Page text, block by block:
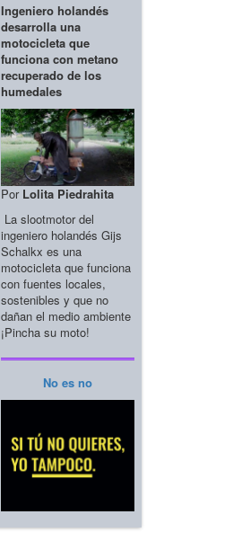
Ingeniero holandés
desarrolla una
motocicleta que
funciona con metano
recuperado de los
humedales
Por Lolita Piedrahita
La slootmotor del
ingeniero holandés Gijs
Schalkx es una
motocicleta que funciona
con fuentes locales,
sostenibles y que no
dañan el medio ambiente
¡Pincha su moto!
No es no